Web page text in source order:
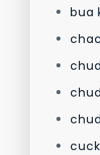
bua